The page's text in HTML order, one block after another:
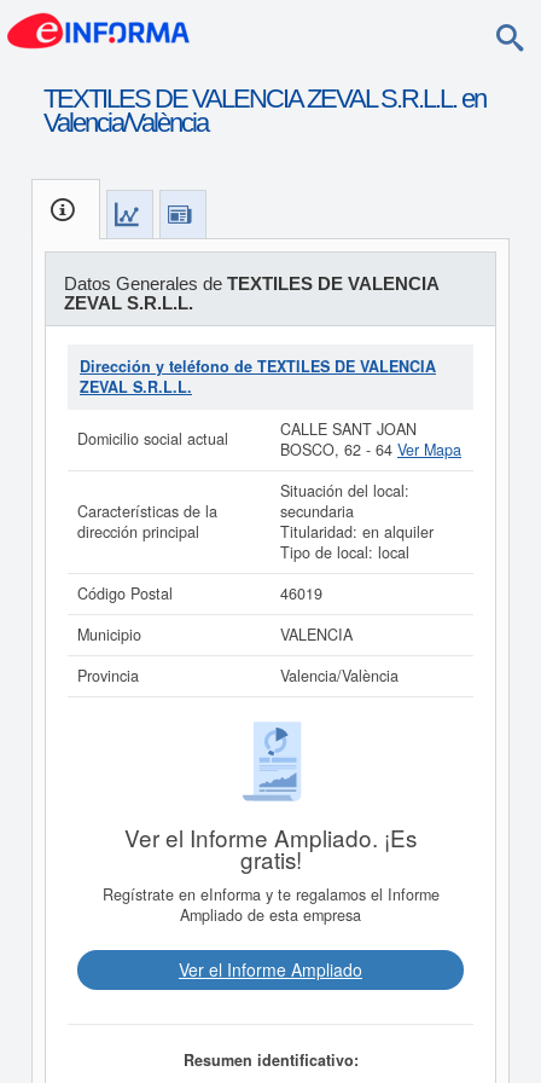
TEXTILES DE VALENCIA ZEVAL S.R.L.L. en
Valencia/València
Datos Generales de TEXTILES DE VALENCIA
ZEVAL S.R.L.L.
Dirección y teléfono de TEXTILES DE VALENCIA
ZEVAL S.R.L.L.
Domicilio social actual
CALLE SANT JOAN
BOSCO, 62 - 64 Ver Mapa
Características de la
dirección principal
Situación del local:
secundaria
Titularidad: en alquiler
Tipo de local: local
Código Postal
46019
Municipio
VALENCIA
Provincia
Valencia/València
Ver el Informe Ampliado. ¡Es
gratis!
Regístrate en eInforma y te regalamos el Informe
Ampliado de esta empresa
Ver el Informe Ampliado
Resumen identificativo: